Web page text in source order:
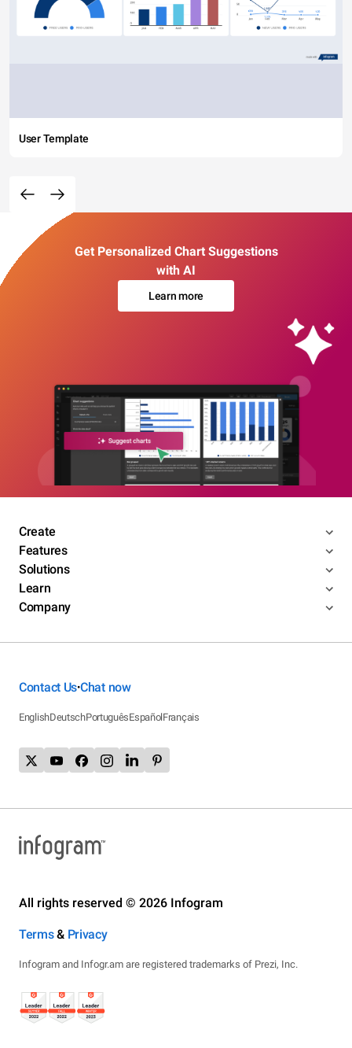
User Template
Get Personalized Chart Suggestions
with AI
Learn more
Create
Features
Solutions
Learn
Company
Contact Us•Chat now
EnglishDeutschPortuguêsEspañolFrançais
All rights reserved © 2026 Infogram
Terms& Privacy
Infogram and Infogr.am are registered trademarks of Prezi, Inc.